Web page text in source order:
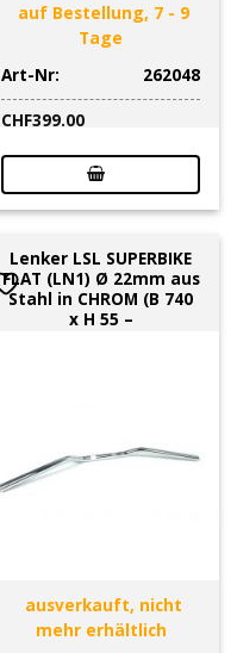
auf Bestellung, 7 - 9
Tage
Art-Nr:
262048
CHF399.00
Lenker LSL SUPERBIKE
FLAT (LN1) Ø 22mm aus
Stahl in CHROM (B 740
x H 55 –
ausverkauft, nicht
mehr erhältlich